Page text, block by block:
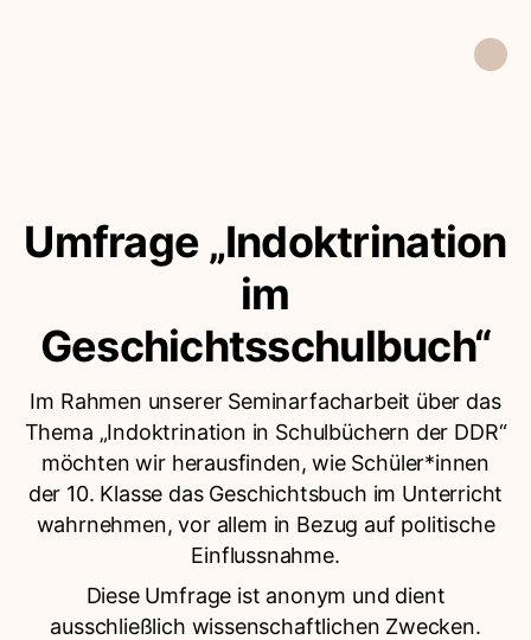
Umfrage „Indoktrination
im
Geschichtsschulbuch“
Im Rahmen unserer Seminarfacharbeit über das
Thema „Indoktrination in Schulbüchern der DDR“
möchten wir herausfinden, wie Schüler*innen
der 10. Klasse das Geschichtsbuch im Unterricht
wahrnehmen, vor allem in Bezug auf politische
Einflussnahme.
Diese Umfrage ist anonym und dient
ausschließlich wissenschaftlichen Zwecken.